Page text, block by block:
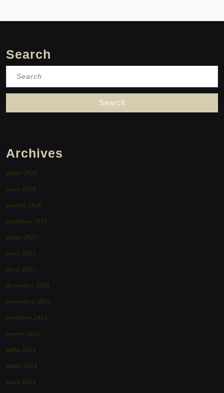
Search
Archives
junho 2026
maio 2026
janeiro 2026
setembro 2025
junho 2025
maio 2025
abril 2025
dezembro 2024
novembro 2024
setembro 2024
agosto 2024
julho 2024
junho 2024
maio 2024